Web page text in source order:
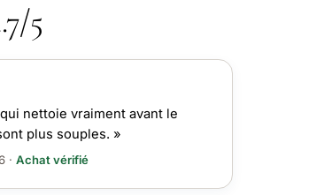
5
nettoie vraiment avant le
plus souples. »
·Achat vérifié